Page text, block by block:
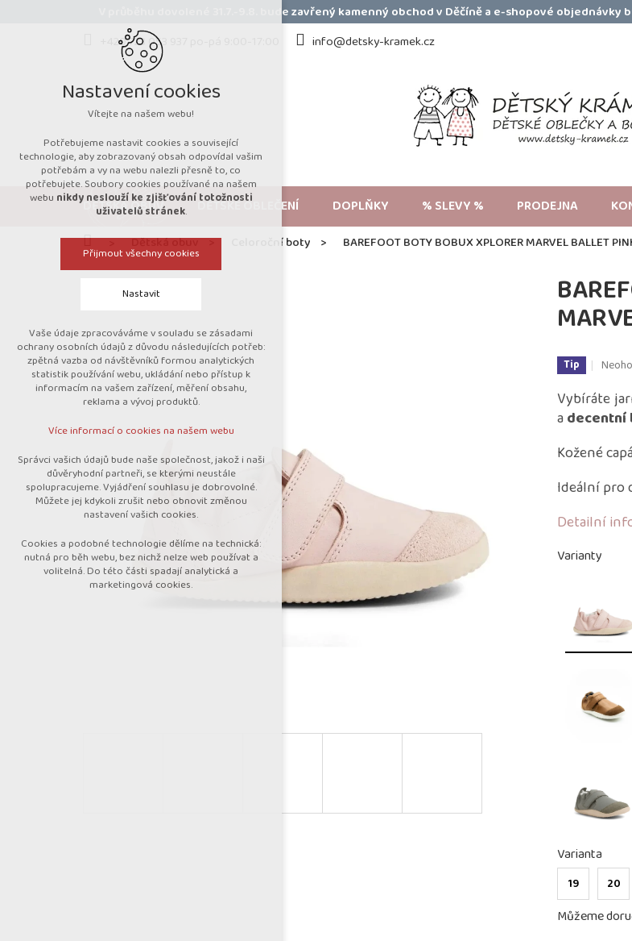
V průběhu dovolené 31.7.-9.8. bude zavřený kamenný obchod v Děčíně a e-shopové
+420 723 053 937 po-pá 9:00-17:00
info@detsky-kramek.cz
DĚTSKÁ OBUV DĚTSKÉ OBLEČENÍ DOPLŇKY % SLEVY % PRODEJNA
DomůDětská obuv Celoroční boty BAREFOOT BOTY BOBUX XPLORER MARVEL BALLET
Tip
0,0
5
Varianty
Varianta
19 20
Můžeme
Vybíráte
adecentní
Kožené
Ideální pro
Detailní
Nastavení cookies
Vítejte na našem webu!
Potřebujeme nastavit cookies a související
technologie, aby zobrazovaný obsah odpovídal vašim
potřebám a vy na webu nalezli přesně to, co
potřebujete. Soubory cookies používané na našem
webu nikdy neslouží ke zjišťování totožnosti
uživatelů stránek.
Přijmout všechny cookies
Nastavit
Technická cookies
nutná pro provozování webu
udržení kontextu stránek (session):
případná přihlášení, volby jazyka, apod.
návštěvnosti
marketingová cookies (Google)
Více informací o cookies na našem webu
Přijmout všechny cookies
Odmítnout vše
Vaše údaje zpracováváme v souladu se zásadami
ochrany osobních údajů z důvodu následujících potřeb:
zpětná vazba od návštěvníků formou analytických
statistik používání webu, ukládání nebo přístup k
informacím na vašem zařízení, měření obsahu,
reklama a vývoj produktů.
Více informací o cookies na našem webu
Správci vašich údajů bude naše společnost, jakož i naši
důvěryhodní partneři, se kterými neustále
spolupracujeme. Vyjádření souhlasu je dobrovolné.
Můžete jej kdykoli zrušit nebo obnovit změnou
nastavení vašich cookies.
Cookies a podobné technologie dělíme na technická:
nutná pro běh webu, bez nichž nelze web používat a
volitelná. Do této části spadají analytická a
marketingová cookies.